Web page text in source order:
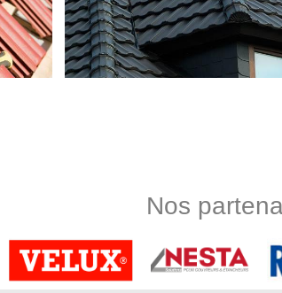
plus qu’il s’agit d’une intervention qui va de
et la réparation de tous
les planches de rives, les verrières, les
Nos